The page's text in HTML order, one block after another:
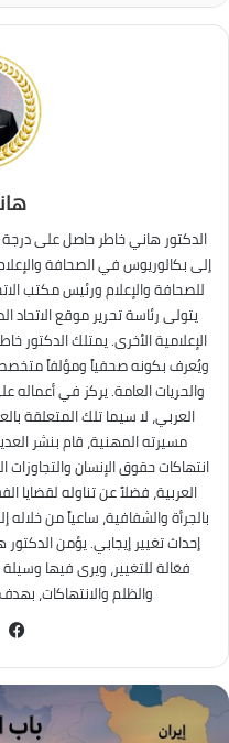
الدكتور هاني خاطر حاصل على درجة
إلى بكالوريوس في الصحافة
للصحافة والإعلام ورئيس مكتب
يتولى رئاسة تحرير موقع
الإعلامية الأخرى. يمتلك الدكتور
ويُعرف بكونه صحفياً ومؤلفاً
والحريات العامة. يركز في أعماله
العربي، لا سيما تلك المتعلقة
مسيرته المهنية، قام بنشر
انتهاكات حقوق الإنسان
العربية، فضلاً عن تناوله
بالجرأة والشفافية، ساعياً من
إحداث تغيير إيجابي. يؤمن
فعّالة للتغيير، ويرى فيها
والظلم والانتهاكات،